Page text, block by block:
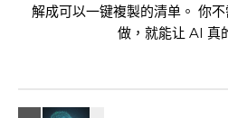
解成可以一键複製的清单。 你
做，就能让 AI 真